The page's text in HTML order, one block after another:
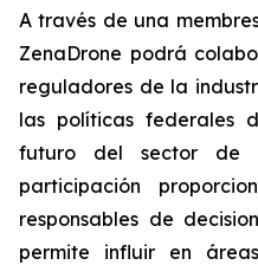
A través de una
ZenaDrone podrá
reguladores de la
las políticas federales
futuro del sector de
participación
responsables de
permite influir en